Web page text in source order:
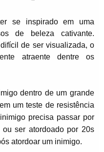
se inspirado em uma
de beleza cativante.
de ser visualizada, o
atraente dentre os
dentro de um grande
um teste de resistência
precisa passar por
ser atordoado por 20s
atordoar um inimigo.